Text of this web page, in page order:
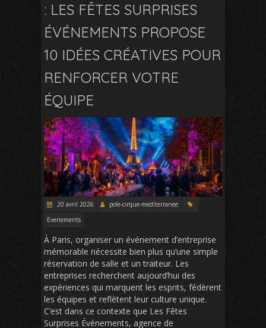
: LES FÊTES SURPRISES
ÉVÉNEMENTS PROPOSE
10 IDÉES CRÉATIVES POUR
RENFORCER VOTRE
ÉQUIPE
20 avril 2026
pole-cirque-mediterranee
Evenements
À Paris, organiser un événement d’entreprise
mémorable nécessite bien plus qu’une simple
réservation de salle et un traiteur. Les
entreprises recherchent aujourd’hui des
expériences qui marquent les esprits, fédèrent
les équipes et reflètent leur culture unique.
C’est dans ce contexte que Les Fêtes
Surprises Événements, agence de